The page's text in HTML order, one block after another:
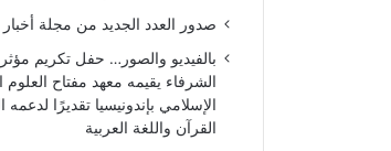
صدور العدد الجديد من مجلة أخبار
بالفيديو والصور… حفل تكريم
الشرفاء يقيمه معهد مفتاح العلوم
الإسلامي بإندونيسيا تقديرًا
القرآن واللغة العربية